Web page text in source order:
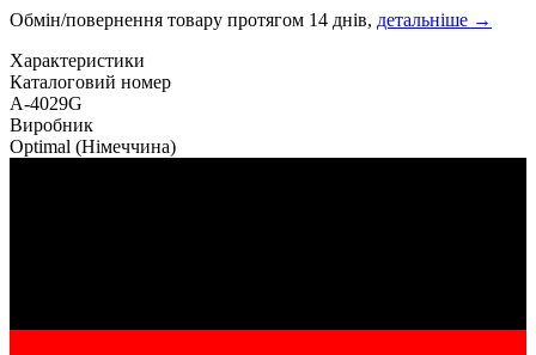
Обмін/повернення товару протягом 14 днів, детальніше →
Характеристики
Каталоговий номер
A-4029G
Виробник
Optimal (Німеччина)